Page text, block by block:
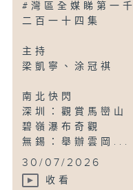
#灣區全媒睇第一千
二百一十四集
主持
梁凱寧、涂冠祺
南北快閃
深圳：觀賞馬巒山
碧嶺瀑布奇觀
無錫：舉辦雲岡...
30/07/2026
收看